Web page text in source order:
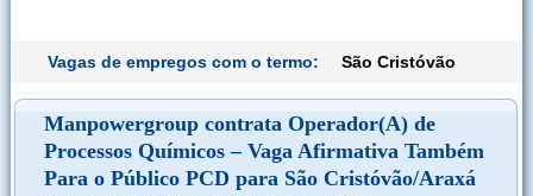
Vagas de empregos com o termo: São Cristóvão
Manpowergroup contrata Operador(A) de
Processos Químicos – Vaga Afirmativa Também
Para o Público PCD para São Cristóvão/Araxá